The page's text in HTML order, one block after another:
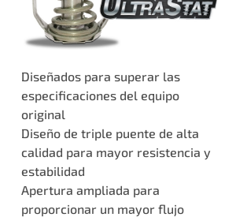
Diseñados para superar las
especificaciones del equipo
original
Diseño de triple puente de alta
calidad para mayor resistencia y
estabilidad
Apertura ampliada para
proporcionar un mayor flujo